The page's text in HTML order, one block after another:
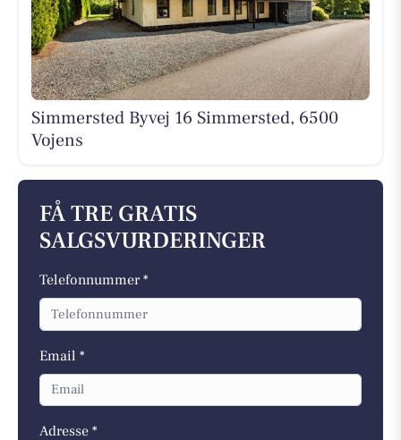
Simmersted Byvej 16 Simmersted, 6500
Vojens
FÅ TRE GRATIS
SALGSVURDERINGER
Telefonnummer *
Email *
Adresse *